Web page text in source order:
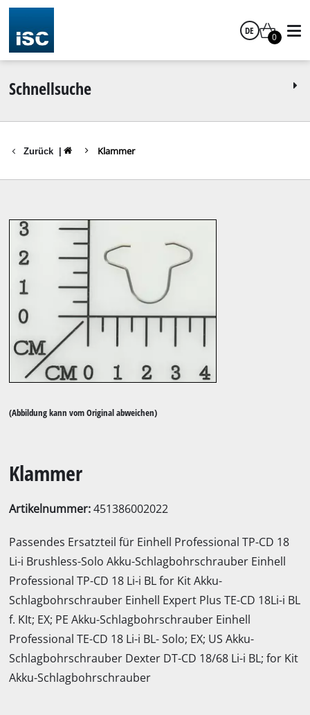
DE
0
Schnellsuche
Zurück Klammer
(Abbildung kann vom Original abweichen)
Klammer
Artikelnummer:451386002022
Passendes Ersatzteil für Einhell Professional TP-CD 18
Li-i Brushless-Solo Akku-Schlagbohrschrauber Einhell
Professional TP-CD 18 Li-i BL for Kit Akku-
Schlagbohrschrauber Einhell Expert Plus TE-CD 18Li-i BL
f. KIt; EX; PE Akku-Schlagbohrschrauber Einhell
Professional TE-CD 18 Li-i BL- Solo; EX; US Akku-
Schlagbohrschrauber Dexter DT-CD 18/68 Li-i BL; for Kit
Akku-Schlagbohrschrauber